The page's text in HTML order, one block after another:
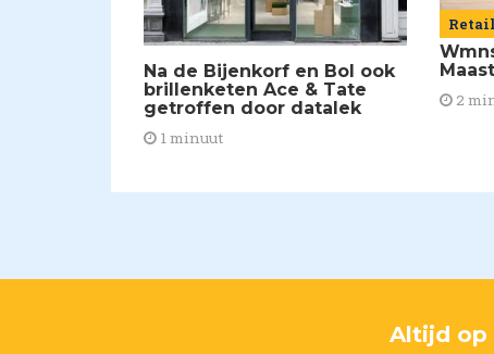
Na de Bijenkorf en Bol ook
brillenketen Ace & Tate
getroffen door datalek
1 minuut
2
Altijd op